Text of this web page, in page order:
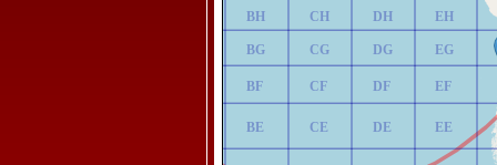
BE
BF
BG
BH
CE
CF
CG
CH
DE
DF
DG
DH
EE
EF
EG
EH